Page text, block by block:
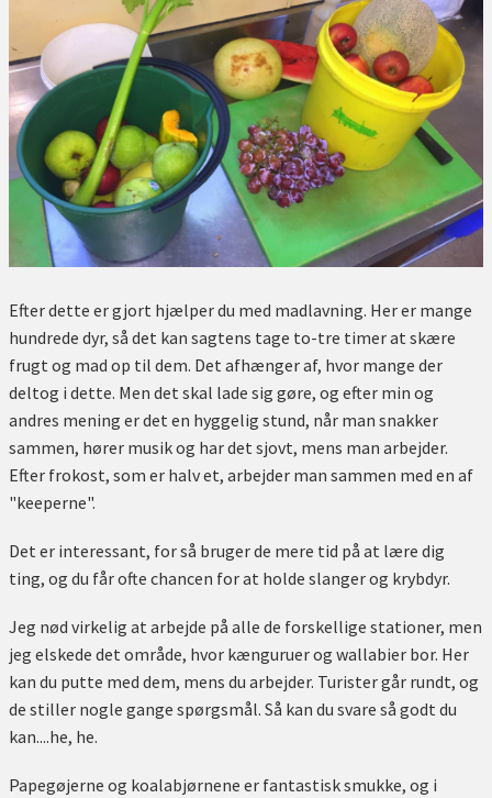
Efter dette er gjort hjælper du med madlavning. Her er mange
hundrede dyr, så det kan sagtens tage to-tre timer at skære
frugt og mad op til dem. Det afhænger af, hvor mange der
deltog i dette. Men det skal lade sig gøre, og efter min og
andres mening er det en hyggelig stund, når man snakker
sammen, hører musik og har det sjovt, mens man arbejder.
Efter frokost, som er halv et, arbejder man sammen med en af
"keeperne".
Det er interessant, for så bruger de mere tid på at lære dig
ting, og du får ofte chancen for at holde slanger og krybdyr.
Jeg nød virkelig at arbejde på alle de forskellige stationer, men
jeg elskede det område, hvor kænguruer og wallabier bor. Her
kan du putte med dem, mens du arbejder. Turister går rundt, og
de stiller nogle gange spørgsmål. Så kan du svare så godt du
kan....he, he.
Papegøjerne og koalabjørnene er fantastisk smukke, og i